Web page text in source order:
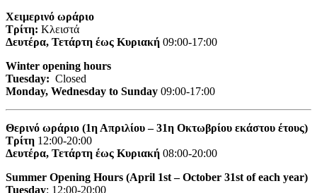
Χειμερινό ωράριο
Τρίτη: Κλειστά
Δευτέρα, Τετάρτη έως Κυριακή 09:00-17:00
Winter opening hours
Tuesday: Closed
Monday, Wednesday to Sunday 09:00-17:00
Θερινό ωράριο (1η Απριλίου – 31η Οκτωβρίου εκάστου έτους)
Τρίτη 12:00-20:00
Δευτέρα, Τετάρτη έως Κυριακή 08:00-20:00
Summer Opening Hours (April 1st – October 31st of each year)
Tuesday: 12:00-20:00